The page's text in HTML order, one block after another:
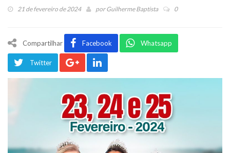
21 de fevereiro de 2024 porGuilherme Baptista 0
Compartilhar Facebook Whatsapp
Twitter